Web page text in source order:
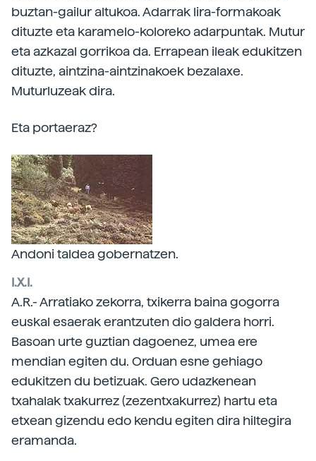
buztan-gailur altukoa. Adarrak lira-formakoak
dituzte eta karamelo-koloreko adarpuntak. Mutur
eta azkazal gorrikoa da. Errapean ileak edukitzen
dituzte, aintzina-aintzinakoek bezalaxe.
Muturluzeak dira.
Eta portaeraz?
Andoni taldea gobernatzen.
I.X.I.
A.R.- Arratiako zekorra, txikerra baina gogorra
euskal esaerak erantzuten dio galdera horri.
Basoan urte guztian dagoenez, umea ere
mendian egiten du. Orduan esne gehiago
edukitzen du betizuak. Gero udazkenean
txahalak txakurrez (zezentxakurrez) hartu eta
etxean gizendu edo kendu egiten dira hiltegira
eramanda.